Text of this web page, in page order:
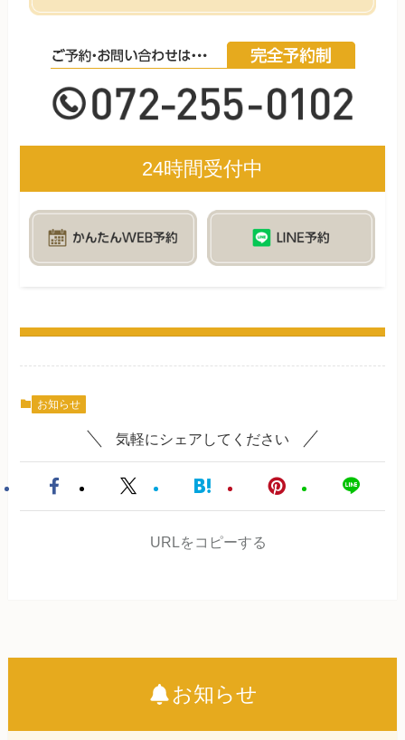
24時間受付中
お知らせ
気軽にシェアしてください
URLをコピーする
お知らせ